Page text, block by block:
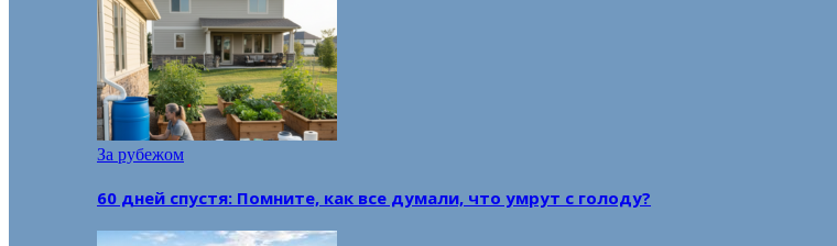
За рубежом
60 дней спустя: Помните, как все думали, что умрут с голоду?